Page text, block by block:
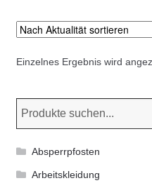
Neuheiten
Rohrauslassgitter
Schachtzubehör
Stadtmöblierung
Einzelnes Ergebnis wird
Absperrpfosten
Arbeitskleidung